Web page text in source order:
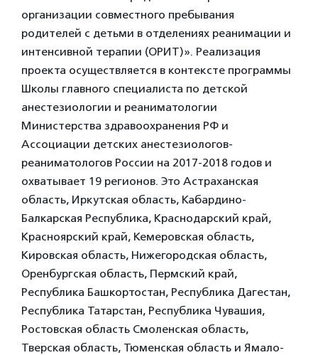
организации совместного пребывания
родителей с детьми в отделениях реанимации и
интенсивной терапии (ОРИТ)». Реализация
проекта осуществляется в контексте программы
Школы главного специалиста по детской
анестезиологии и реаниматологии
Министерства здравоохранения РФ и
Ассоциации детских анестезиологов-
реаниматологов России на 2017-2018 годов и
охватывает 19 регионов. Это Астраханская
область, Иркутская область, Кабардино-
Балкарская Республика, Краснодарский край,
Красноярский край, Кемеровская область,
Кировская область, Нижегородская область,
Оренбургская область, Пермский край,
Республика Башкортостан, Республика Дагестан,
Республика Татарстан, Республика Чувашия,
Ростовская область Смоленская область,
Тверская область, Тюменская область и Ямало-